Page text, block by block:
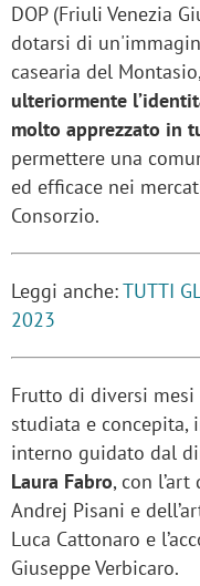
DOP (Friuli Venezia
dotarsi di
casearia del
ulteriormente
molto apprezzato in
permettere una
ed efficace nei
Consorzio.
Leggi anche:TUTTI
2023
Frutto di diversi mesi
studiata e concepita,
interno guidato dal
Laura Fabro, con
Andrej Pisani e
Luca Cattonaro e
Giuseppe Verbicaro.